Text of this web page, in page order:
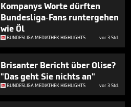
Kompanys Worte dürften
Bundesliga-Fans runtergehen
wie Öl
BUNDESLIGA MEDIATHEK HIGHLIGHTS vor 3 Std.
Brisanter Bericht über Olise?
"Das geht Sie nichts an"
BUNDESLIGA MEDIATHEK HIGHLIGHTS vor 3 Std.